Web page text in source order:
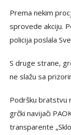
Prema nekim
sprovede akciju.
policija poslala
S druge strane,
ne slažu sa
Podršku bratstvu
grčki navijači
transparente